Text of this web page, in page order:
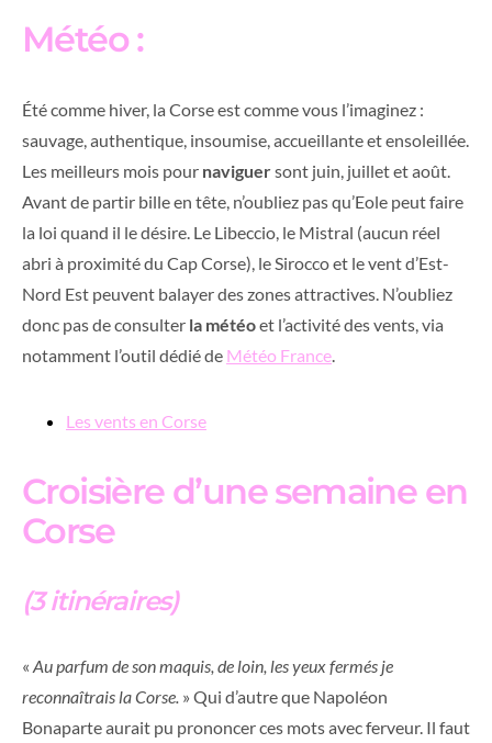
Météo :
Été comme hiver, la Corse est comme vous l’imaginez :
sauvage, authentique, insoumise, accueillante et ensoleillée.
Les meilleurs mois pour naviguersont juin, juillet et août.
Avant de partir bille en tête, n’oubliez pas qu’Eole peut faire
la loi quand il le désire. Le Libeccio, le Mistral (aucun réel
abri à proximité du Cap Corse), le Sirocco et le vent d’Est-
Nord Est peuvent balayer des zones attractives. N’oubliez
donc pas de consulter la météoet l’activité des vents, via
notamment l’outil dédié de Météo France.
Les vents en Corse
Croisière d’une semaine en
Corse
(3 itinéraires)
« Au parfum de son maquis, de loin, les yeux fermés je
reconnaîtrais la Corse. » Qui d’autre que Napoléon
Bonaparte aurait pu prononcer ces mots avec ferveur. Il faut